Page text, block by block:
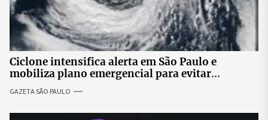
Ciclone intensifica alerta em São Paulo e
mobiliza plano emergencial para evitar
impactos no fornecimento de energia
GAZETA SÃO PAULO